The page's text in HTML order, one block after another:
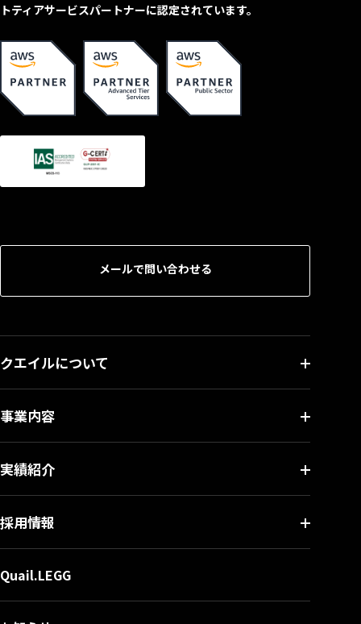
トティアサービスパートナーに認定されています。
メールで問い合わせる
クエイルについて
事業内容
実績紹介
採用情報
Quail.LEGG